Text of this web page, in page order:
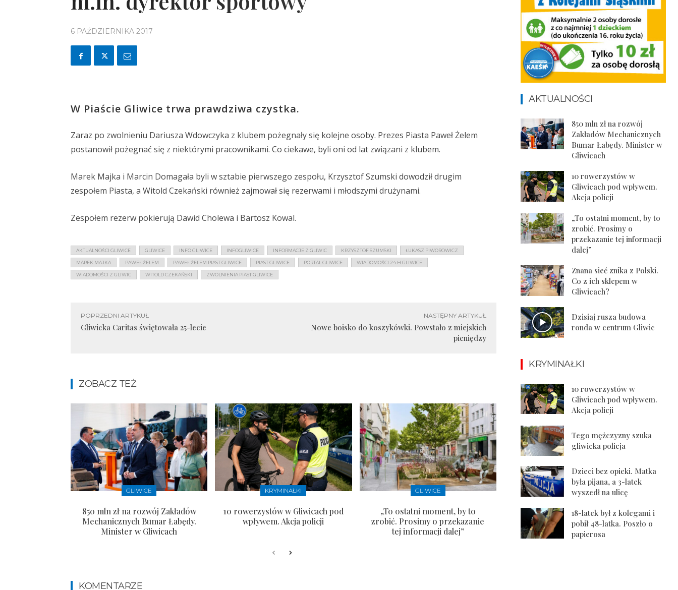
6 PAŹDZIERNIKA 2017
W Piaście Gliwice trwa prawdziwa czystka.
Zaraz po zwolnieniu Dariusza Wdowczyka z klubem pożegnały się kolejne osoby. Prezes Piasta Paweł Żelem
postanowił pożegnać się z niektórymi pracownikami. Co ciekawe, byli oni od lat związani z klubem.
Marek Majka i Marcin Domagała byli w sztabie pierwszego zespołu, Krzysztof Szumski dowodził drugim
zespołem Piasta, a Witold Czekański również zajmował się rezerwami i młodszymi drużynami.
Zespołem rezerw pokierują Dawid Cholewa i Bartosz Kowal.
AKTUALNOŚCI GLIWICE GLIWICE INFO GLIWICE INFOGLIWICE INFORMACJE Z GLIWIC KRZYSZTOF SZUMSKI ŁUKASZ PIWOROWICZ
MAREK MAJKA PAWEŁ ŻELEM PAWEŁ ŻELEM PIAST GLIWICE PIAST GLIWICE PORTAL GLIWICE WIADOMOŚCI 24 H GLIWICE
WIADOMOŚCI Z GLIWIC WITOLD CZEKAŃSKI ZWOLNIENIA PIAST GLIWICE
POPRZEDNI ARTYKUŁ
Gliwicka Caritas świętowała 25-lecie
NASTĘPNY ARTYKUŁ
Nowe boisko do koszykówki. Powstało z miejskich
pieniędzy
ZOBACZ TEŻ
GLIWICE
850 mln zł na rozwój Zakładów
Mechanicznych Bumar Łabędy.
Minister w Gliwicach
KRYMINAŁKI
10 rowerzystów w Gliwicach pod
wpływem. Akcja policji
GLIWICE
„To ostatni moment, by to
zrobić. Prosimy o przekazanie
tej informacji dalej”
KOMENTARZE
AKTUALNOŚCI
850 mln zł na rozwój
Zakładów Mechanicznych
Bumar Łabędy. Minister w
Gliwicach
10 rowerzystów w
Gliwicach pod wpływem.
Akcja policji
„To ostatni moment, by to
zrobić. Prosimy o
przekazanie tej informacji
dalej”
Znana sieć znika z Polski.
Co z ich sklepem w
Gliwicach?
Dzisiaj rusza budowa
ronda w centrum Gliwic
KRYMINAŁKI
10 rowerzystów w
Gliwicach pod wpływem.
Akcja policji
Tego mężczyzny szuka
gliwicka policja
Dzieci bez opieki. Matka
była pijana, a 3-latek
wyszedł na ulicę
18-latek był z kolegami i
pobił 48-latka. Poszło o
papierosa